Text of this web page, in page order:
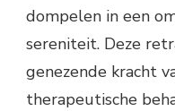
dompelen in een
sereniteit. Deze
genezende kracht
therapeutische